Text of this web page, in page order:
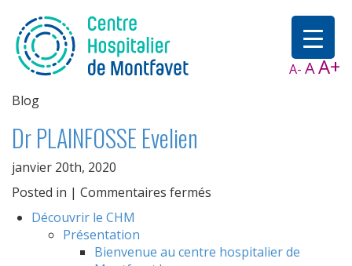
A- AA+
Blog
Dr PLAINFOSSE Evelien
janvier 20th, 2020
Posted in | Commentaires fermés
Evelien
Découvrir le CHM
Présentation
Bienvenue au centre hospitalier de